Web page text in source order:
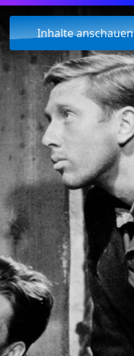
Inhalte anschauen